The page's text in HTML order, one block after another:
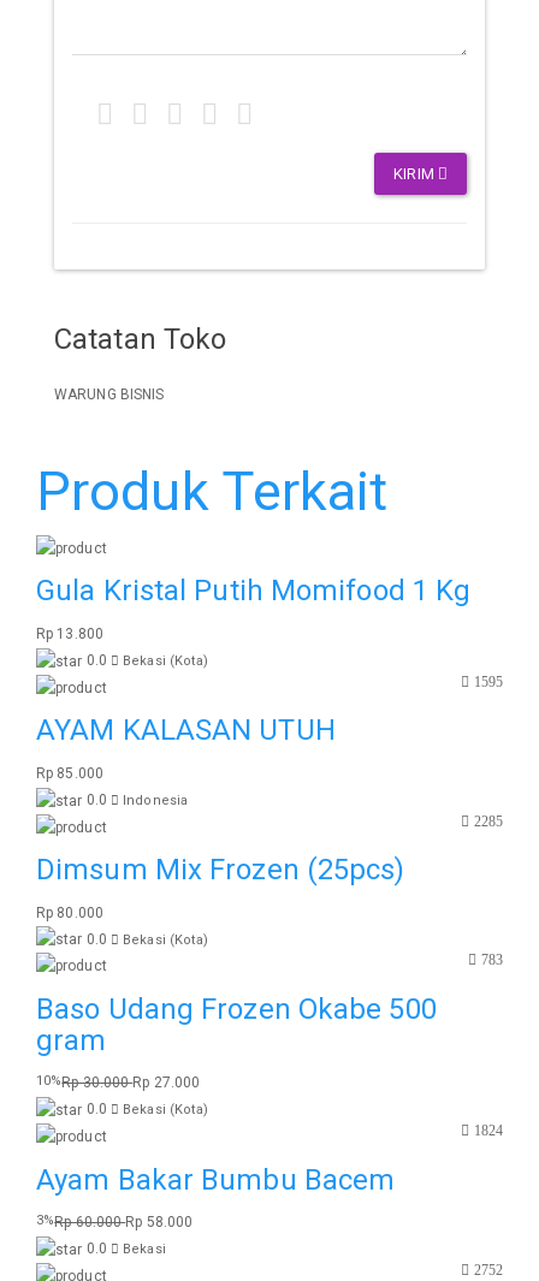
KIRIM
Catatan Toko
WARUNG BISNIS
Produk Terkait
Gula Kristal Putih Momifood 1 Kg
Rp 13.800
0.0
Bekasi (Kota)
1595
AYAM KALASAN UTUH
Rp 85.000
0.0
Indonesia
2285
Dimsum Mix Frozen (25pcs)
Rp 80.000
0.0
Bekasi (Kota)
783
Baso Udang Frozen Okabe 500
gram
10%Rp 30.000Rp 27.000
0.0
Bekasi (Kota)
1824
Ayam Bakar Bumbu Bacem
3%Rp 60.000Rp 58.000
0.0
Bekasi
2752